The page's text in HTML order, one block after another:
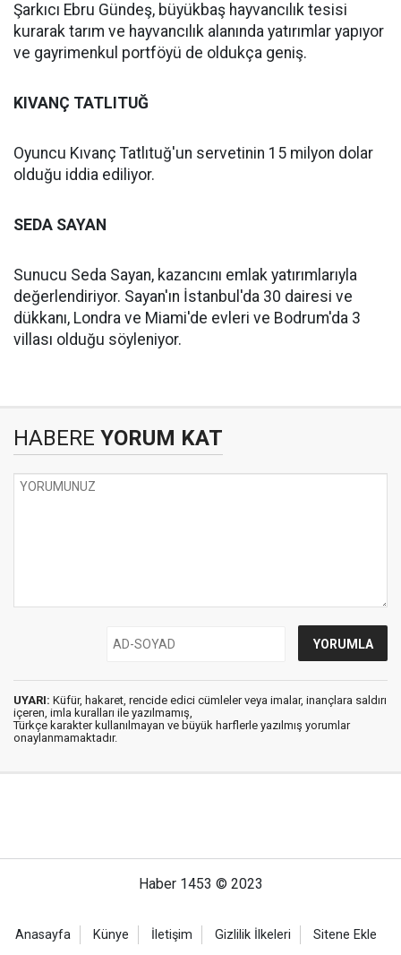
Şarkıcı Ebru Gündeş, büyükbaş hayvancılık tesisi
kurarak tarım ve hayvancılık alanında yatırımlar yapıyor
ve gayrimenkul portföyü de oldukça geniş.
KIVANÇ TATLITUĞ
Oyuncu Kıvanç Tatlıtuğ'un servetinin 15 milyon dolar
olduğu iddia ediliyor.
SEDA SAYAN
Sunucu Seda Sayan, kazancını emlak yatırımlarıyla
değerlendiriyor. Sayan'ın İstanbul'da 30 dairesi ve
dükkanı, Londra ve Miami'de evleri ve Bodrum'da 3
villası olduğu söyleniyor.
HABERE YORUM KAT
UYARI: Küfür, hakaret, rencide edici cümleler veya imalar, inançlara saldırı
içeren, imla kuralları ile yazılmamış,
Türkçe karakter kullanılmayan ve büyük harflerle yazılmış yorumlar
onaylanmamaktadır.
Haber 1453 © 2023
Anasayfa Künye İletişim Gizlilik İlkeleri Sitene Ekle